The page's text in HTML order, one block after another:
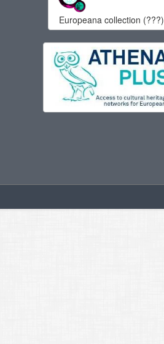
Europeana collection (???)